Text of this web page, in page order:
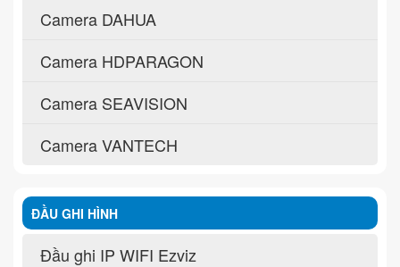
Camera DAHUA
Camera HDPARAGON
Camera SEAVISION
Camera VANTECH
ĐẦU GHI HÌNH
Đầu ghi IP WIFI Ezviz